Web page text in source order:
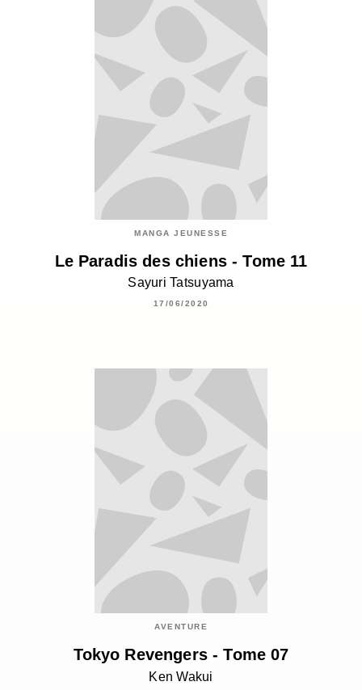
MANGA JEUNESSE
Le Paradis des chiens - Tome 11
Sayuri Tatsuyama
17/06/2020
AVENTURE
Tokyo Revengers - Tome 07
Ken Wakui